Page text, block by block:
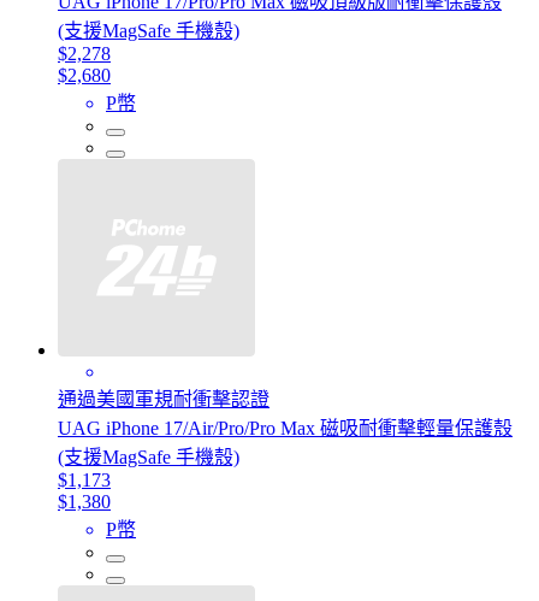
(支援MagSafe 手機殼)
$2,278
$2,680
P幣
通過美國軍規耐衝擊認證
UAG iPhone 17/Air/Pro/Pro Max 磁吸耐衝擊輕量保護殼
(支援MagSafe 手機殼)
$1,173
$1,380
P幣